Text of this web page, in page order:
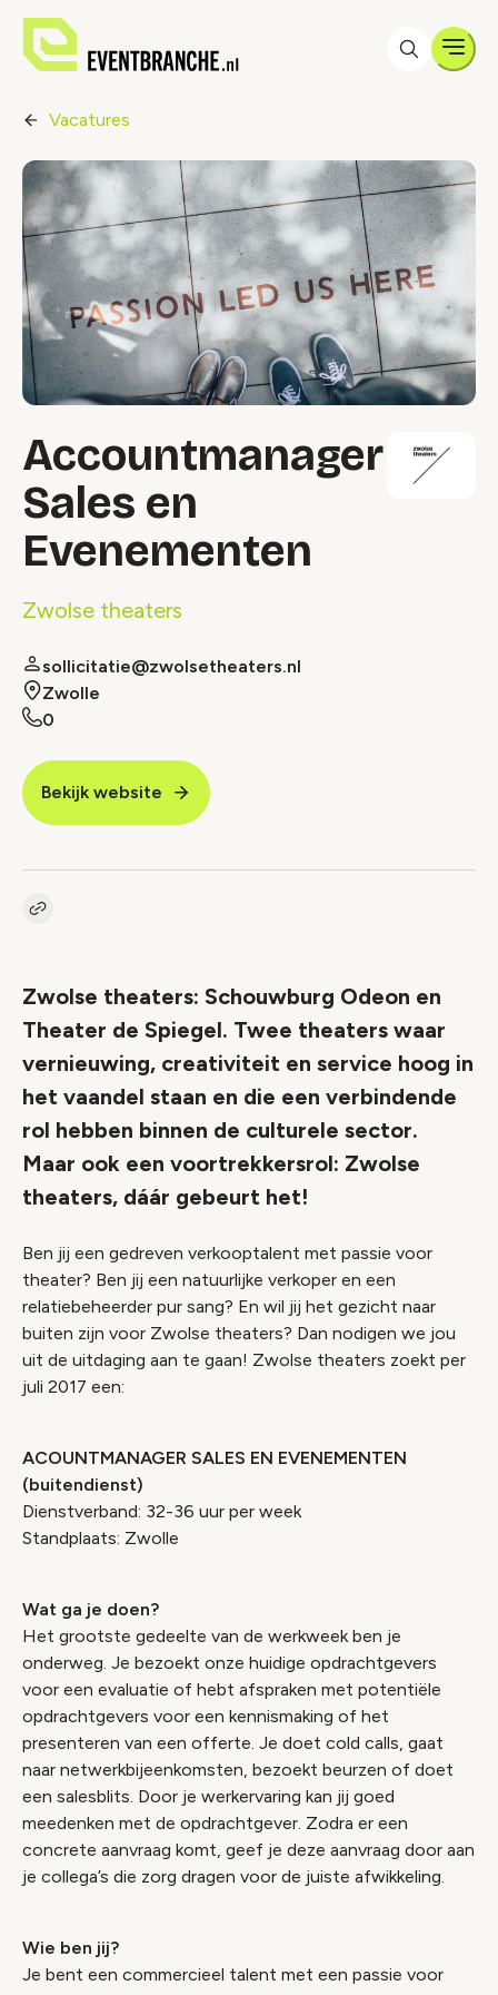
Vacatures
Accountmanager
Sales en
Evenementen
Zwolse theaters
sollicitatie@zwolsetheaters.nl
Zwolle
0
Bekijk website
Kopieer link naar vacature
Zwolse theaters: Schouwburg Odeon en
Theater de Spiegel. Twee theaters waar
vernieuwing, creativiteit en service hoog in
het vaandel staan en die een verbindende
rol hebben binnen de culturele sector.
Maar ook een voortrekkersrol: Zwolse
theaters, dáár gebeurt het!
Ben jij een gedreven verkooptalent met passie voor
theater? Ben jij een natuurlijke verkoper en een
relatiebeheerder pur sang? En wil jij het gezicht naar
buiten zijn voor Zwolse theaters? Dan nodigen we jou
uit de uitdaging aan te gaan! Zwolse theaters zoekt per
juli 2017 een:
ACOUNTMANAGER SALES EN EVENEMENTEN
(buitendienst)
Dienstverband: 32-36 uur per week
Standplaats: Zwolle
Wat ga je doen?
Het grootste gedeelte van de werkweek ben je
onderweg. Je bezoekt onze huidige opdrachtgevers
voor een evaluatie of hebt afspraken met potentiële
opdrachtgevers voor een kennismaking of het
presenteren van een offerte. Je doet cold calls, gaat
naar netwerkbijeenkomsten, bezoekt beurzen of doet
een salesblits. Door je werkervaring kan jij goed
meedenken met de opdrachtgever. Zodra er een
concrete aanvraag komt, geef je deze aanvraag door aan
je collega’s die zorg dragen voor de juiste afwikkeling.
Wie ben jij?
Je bent een commercieel talent met een passie voor